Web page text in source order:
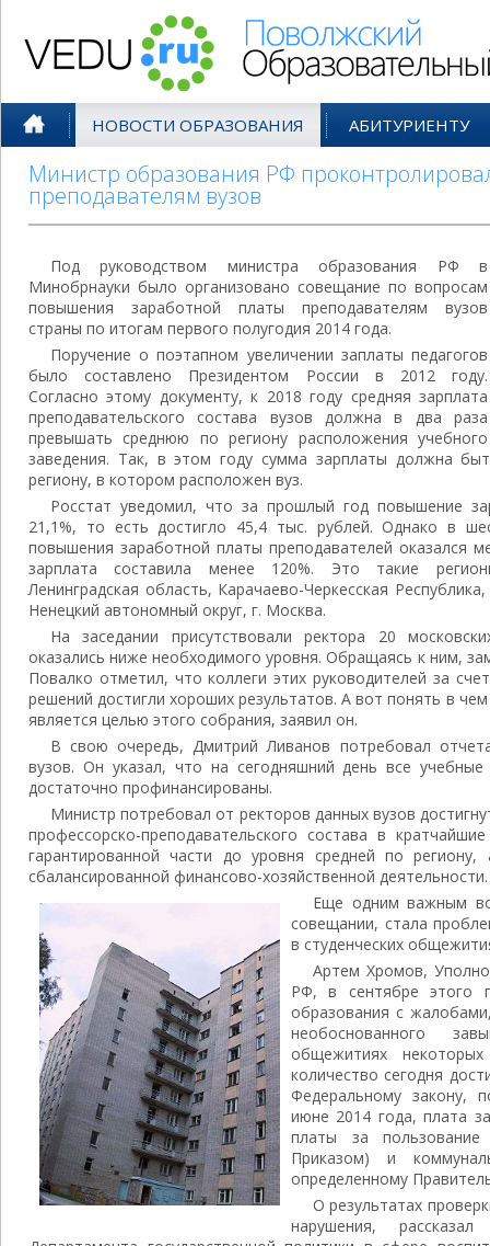
НОВОСТИ ОБРАЗОВАНИЯ АБИТУРИЕНТУ
Министр образования РФ
преподавателям вузов
Под руководством министра образования РФ в
Минобрнауки было организовано совещание по вопросам
повышения заработной платы преподавателям вузов
страны по итогам первого полугодия 2014 года.
Поручение о поэтапном увеличении заплаты педагогов
было составлено Президентом России в 2012 году.
Согласно этому документу, к 2018 году средняя зарплата
преподавательского состава вузов должна в два раза
превышать среднюю по региону расположения учебного
заведения. Так, в этом году сумма зарплаты должна
региону, в котором расположен вуз.
Росстат уведомил, что за прошлый год повышение
21,1%, то есть достигло 45,4 тыс. рублей. Однако в
повышения заработной платы преподавателей оказался
зарплата составила менее 120%. Это такие
Ленинградская область, Карачаево-Черкесская
Ненецкий автономный округ, г. Москва.
На заседании присутствовали ректора 20
оказались ниже необходимого уровня. Обращаясь к ним,
Повалко отметил, что коллеги этих руководителей за
решений достигли хороших результатов. А вот понять в
является целью этого собрания, заявил он.
В свою очередь, Дмитрий Ливанов потребовал
вузов. Он указал, что на сегодняшний день все
достаточно профинансированы.
Министр потребовал от ректоров данных вузов
профессорско-преподавательского состава в
гарантированной части до уровня средней по
сбалансированной финансово-хозяйственной деятельности.
Еще одним важным
совещании, стала
в студенческих
Артем Хромов,
РФ, в сентябре этого
образования с
необоснованного
общежитиях
количество сегодня
Федеральному закону,
июне 2014 года, плата
платы за пользование
Приказом) и
определенному
О результатах
нарушения,